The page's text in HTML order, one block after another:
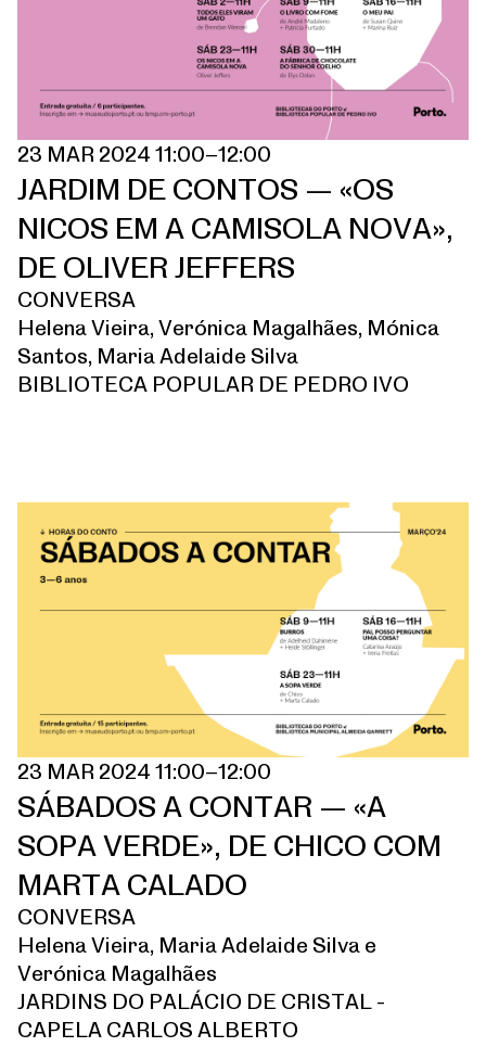
23 MAR 2024 11:00–12:00
JARDIM DE CONTOS — «OS
NICOS EM A CAMISOLA NOVA»,
DE OLIVER JEFFERS
CONVERSA
Helena Vieira, Verónica Magalhães, Mónica
Santos, Maria Adelaide Silva
BIBLIOTECA POPULAR DE PEDRO IVO
23 MAR 2024 11:00–12:00
SÁBADOS A CONTAR — «A
SOPA VERDE», DE CHICO COM
MARTA CALADO
CONVERSA
Helena Vieira, Maria Adelaide Silva e
Verónica Magalhães
JARDINS DO PALÁCIO DE CRISTAL -
CAPELA CARLOS ALBERTO